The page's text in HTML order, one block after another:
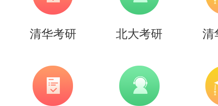
清华考研 北大考研 清